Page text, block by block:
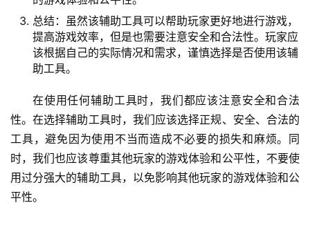
六、建议与总结
建议玩家在使用该辅助工具前，仔细阅读使用说明和注
意事项，确保使用过程的安全和合法性。
范，不要使用过分强大的辅助工具，以免影响其他玩家
的游戏体验和公平性。
总结：虽然该辅助工具可以帮助玩家更好地进行游戏，
提高游戏效率，但是也需要注意安全和合法性。玩家应
该根据自己的实际情况和需求，谨慎选择是否使用该辅